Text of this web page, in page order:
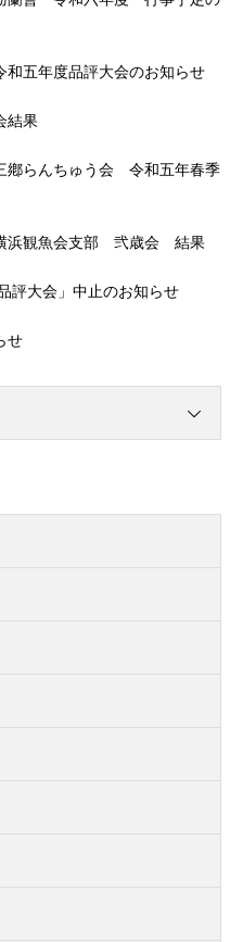
五年度品評大会のお知らせ
結果
らんちゅう会 令和五年春季
浜観魚会支部 弐歳会 結果
評大会」中止のお知らせ
せ